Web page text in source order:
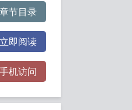
章节目录
立即阅读
手机访问